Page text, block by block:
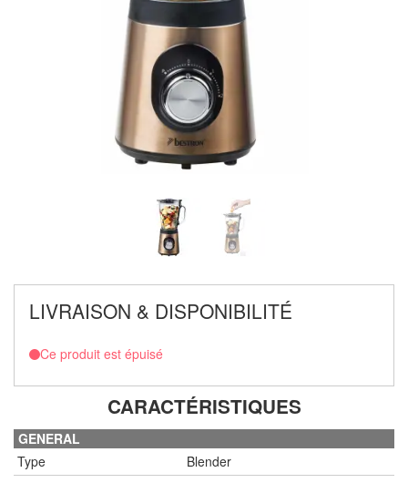
LIVRAISON & DISPONIBILITÉ
Ce produit est épuisé
CARACTÉRISTIQUES
GENERAL
Type
Blender